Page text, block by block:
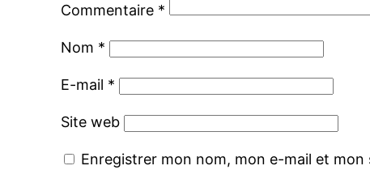
Commentaire *
Nom *
E-mail *
Site web
Enregistrer mon nom, mon e-mail et